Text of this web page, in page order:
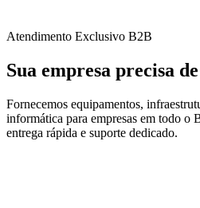
Atendimento Exclusivo B2B
Sua empresa precisa
Fornecemos equipamentos,
informática para empresas em todo o
entrega rápida e suporte dedicado.